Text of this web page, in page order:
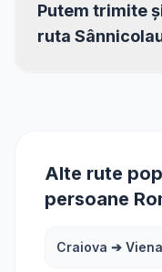
Putem trimite
ruta
Alte rute
persoane
Craiova ➔